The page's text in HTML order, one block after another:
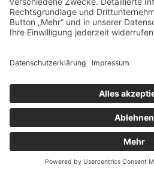
© 2021
Impressum